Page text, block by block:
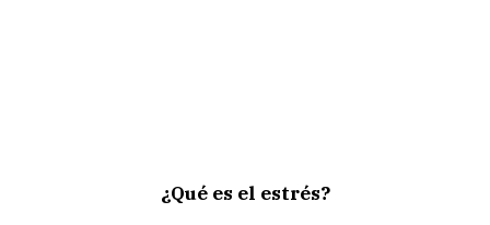
¿Qué es el estrés?